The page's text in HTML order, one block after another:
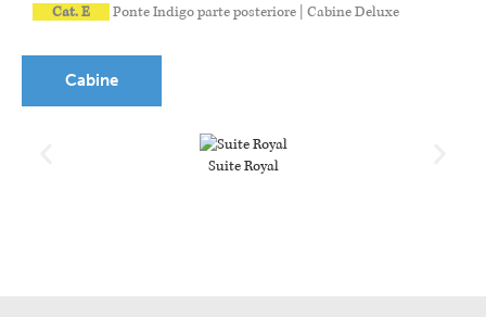
Cat. E
Ponte Indigo parte posteriore | Cabine Deluxe
Cabine
Suite Royal